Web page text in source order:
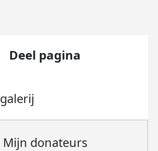
Deel pagina
galerij
Mijn donateurs